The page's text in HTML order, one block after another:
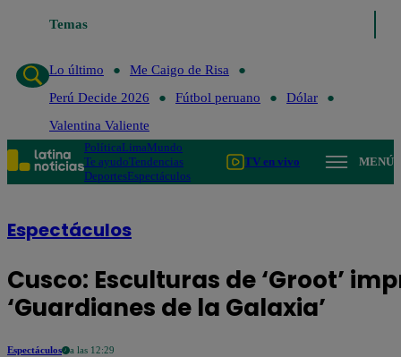
Temas
Lo último
Me Caigo de Risa
Perú Decide 2026
Fútbol peruano
Dólar
Valentina Valiente
PolíticaLimaMundo
Te ayudoTendencias
DeportesEspectáculos
TV en vivo MENÚ
Espectáculos
Cusco: Esculturas de ‘Groot’
‘Guardianes de la Galaxia’
Espectáculos a las 12:29